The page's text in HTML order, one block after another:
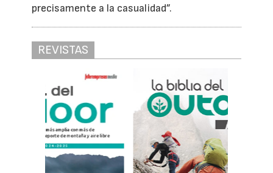
precisamente a la casualidad”.
REVISTAS